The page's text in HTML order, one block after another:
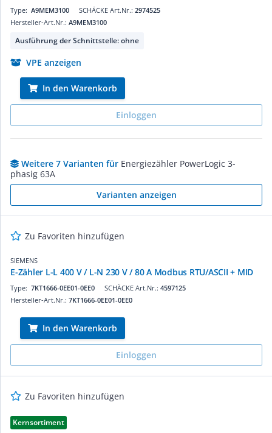
SCHÄCKE Art.Nr.: 2974525
Type: A9MEM3100
Hersteller-Art.Nr.: A9MEM3100
Ausführung der Schnittstelle: ohne
VPE anzeigen
In den Warenkorb
Einloggen
Weitere 7 Varianten für Energiezähler PowerLogic 3-
phasig 63A
Varianten anzeigen
Zu Favoriten hinzufügen
SIEMENS
E-Zähler L-L 400 V / L-N 230 V / 80 A Modbus RTU/ASCII + MID
SCHÄCKE Art.Nr.: 4597125
Type: 7KT1666-0EE01-0EE0
Hersteller-Art.Nr.: 7KT1666-0EE01-0EE0
In den Warenkorb
Einloggen
Zu Favoriten hinzufügen
Kernsortiment